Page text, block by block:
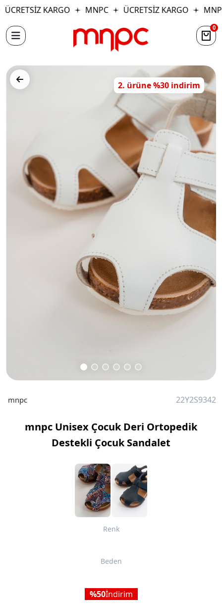
ÜCRETSİZ KARGO MNPC ÜCRETSİZ KARGO
0
2. ürüne %30 indirim
mnpc 22Y2S9342
mnpc Unisex Çocuk Deri Ortopedik
Destekli Çocuk Sandalet
Renk
Beden
50İndirim